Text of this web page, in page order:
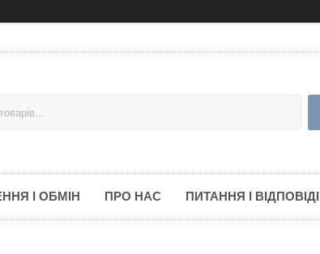
І ОБМІН ПРО НАС ПИТАННЯ І ВІДПОВІДІ